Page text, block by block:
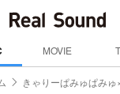
MOVIE
きゃりーぱみゅぱみ